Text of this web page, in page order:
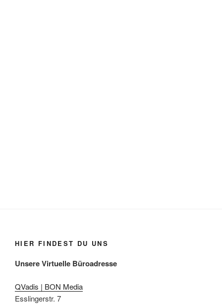
HIER FINDEST DU UNS
Unsere Virtuelle Büroadresse
QVadis | BON Media
Esslingerstr. 7